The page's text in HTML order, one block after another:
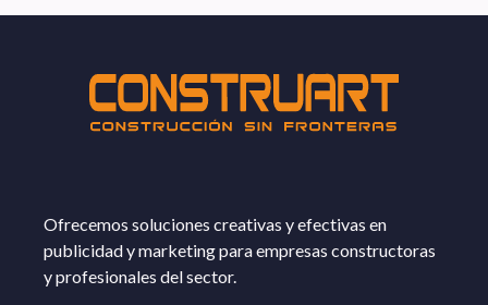
Ofrecemos soluciones creativas y efectivas en
publicidad y marketing para empresas constructoras
y profesionales del sector.